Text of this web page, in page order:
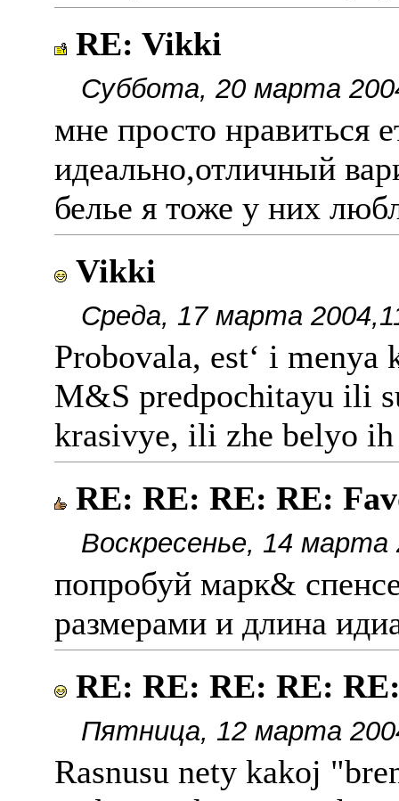
RE: Vikki
Суббота, 20 марта
мне просто нравиться
идеально,отличный
белье я тоже у них
Vikki
Среда, 17 марта
Probovala, est‘ i
M&S predpochitayu ili
krasivye, ili zhe belyo ih
RE: RE: RE: RE:
Воскресенье, 14 марта
попробуй марк&
размерами и длина
RE: RE: RE: RE:
Пятница, 12 марта
Rasnusu nety kakoj